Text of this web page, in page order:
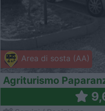
Area di sosta (AA)
Agriturismo